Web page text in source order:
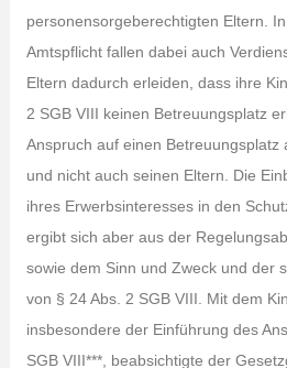
personensorgeberechtigten Eltern.
Amtspflicht fallen dabei auch
Eltern dadurch erleiden, dass ihre
2 SGB VIII keinen Betreuungsplatz
Anspruch auf einen Betreuungsplatz
und nicht auch seinen Eltern. Die
ihres Erwerbsinteresses in den
ergibt sich aber aus der
sowie dem Sinn und Zweck und der
von § 24 Abs. 2 SGB VIII. Mit dem
insbesondere der Einführung des
SGB VIII***, beabsichtigte der